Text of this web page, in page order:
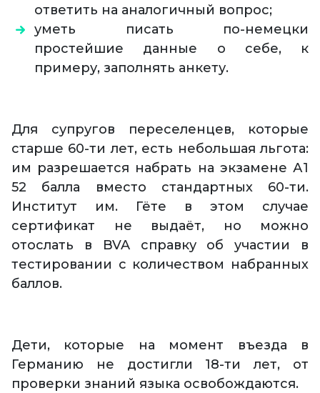
ответить на аналогичный вопрос;
уметь писать по-немецки
простейшие данные о себе, к
примеру, заполнять анкету.
Для супругов переселенцев, которые
старше 60-ти лет, есть небольшая льгота:
им разрешается набрать на экзамене А1
52 балла вместо стандартных 60-ти.
Институт им. Гёте в этом случае
сертификат не выдаёт, но можно
отослать в BVA справку об участии в
тестировании с количеством набранных
баллов.
Дети, которые на момент въезда в
Германию не достигли 18-ти лет, от
проверки знаний языка освобождаются.